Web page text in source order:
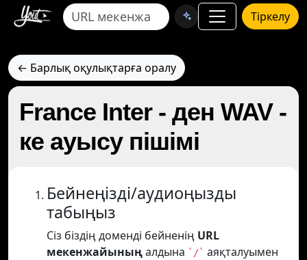
Тіркелу
← Барлық оқулықтарға оралу
France Inter - ден WAV -
ке ауысу пішімі
Бейнеңізді/аудиоңызды
табыңыз
Сіз біздің доменді бейненің URL
мекенжайыныңалдына `/` аяқталуымен